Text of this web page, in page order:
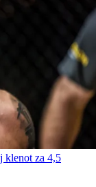
klenot za 4,5